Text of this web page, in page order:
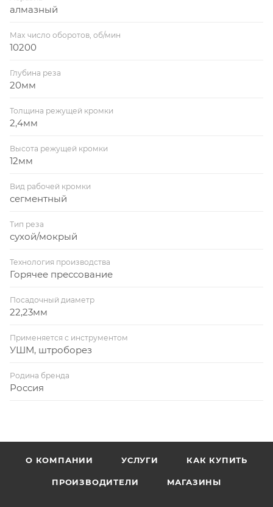
алмазный
Max число оборотов, об/мин
10200
Глубина реза
20мм
Толщина режущей кромки
2,4мм
Высота режущей кромки
12мм
Вид рабочей кромки
сегментный
Тип реза
сухой/мокрый
Технология производства
Горячее прессование
Посадочный диаметр
22,23мм
Применяется с инструментом
УШМ, штроборез
Родина бренда
Россия
О КОМПАНИИ УСЛУГИ КАК КУПИТЬ
ПРОИЗВОДИТЕЛИ МАГАЗИНЫ